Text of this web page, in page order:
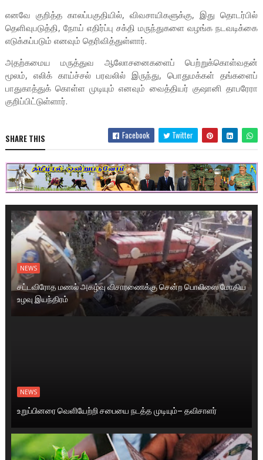
எனவே குறித்த காலப்பகுதியில், விவசாயிகளுக்கு, இது தொடர்பில்
தெளிவுபடுத்தி, நோய் எதிர்ப்பு சக்தி மருந்துகளை வழங்க நடவடிக்கை
எடுக்கப்படும் எனவும் தெரிவித்துள்ளார்.
அதற்கமைய மருத்துவ ஆலோசனைகளைப் பெற்றுக்கொள்வதன்
மூலம், எலிக் காய்ச்சல் பரவலில் இருந்து, பொதுமக்கள் தங்களைப்
பாதுகாத்துக் கொள்ள முடியும் எனவும் வைத்தியர் குஷானி தாபரேரா
குறிப்பிட்டுள்ளார்.
SHARE THIS Facebook Twitter
NEWS
சட்டவிரோத மணல் அகழ்வு விசாரணைக்கு சென்ற பொலிஸை மோதிய
உழவு இயந்திரம்
NEWS
உறுப்பினரை வெளியேற்றி சபையை நடத்த முடியும்– தவிசாளர்